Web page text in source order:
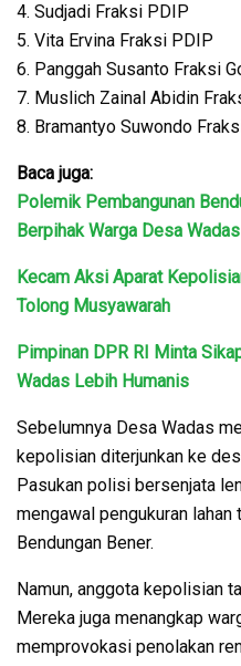
4. Sudjadi Fraksi PDIP
5. Vita Ervina Fraksi PDIP
6. Panggah Susanto Fraksi
7. Muslich Zainal Abidin
8. Bramantyo Suwondo
Baca juga:
Polemik Pembangunan
Berpihak Warga Desa Wadas
Kecam Aksi Aparat
Tolong Musyawarah
Pimpinan DPR RI Minta
Wadas Lebih Humanis
Sebelumnya Desa Wadas
kepolisian diterjunkan ke
Pasukan polisi bersenjata
mengawal pengukuran
Bendungan Bener.
Namun, anggota kepolisian
Mereka juga menangkap
memprovokasi penolakan